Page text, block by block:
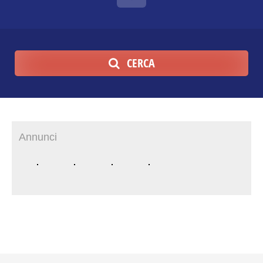
CERCA
Annunci